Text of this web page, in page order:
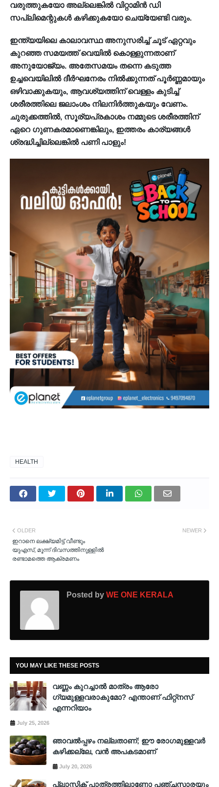
വരുത്തുകയോ അല്ലെങ്കിൽ വിറ്റാമിൻ ഡി
സപ്ലിമെന്റുകൾ കഴിക്കുകയോ ചെയ്യേണ്ടി വരും.
ഇന്ത്യയിലെ കാലാവസ്ഥ അനുസരിച്ച് ചൂട് ഏറ്റവും
കുറഞ്ഞ സമയത്ത് വെയിൽ കൊള്ളുന്നതാണ്
അനുയോജ്യം. അതേസമയം തന്നെ കടുത്ത
ഉച്ചവെയിലിൽ ദീർഘനേരം നിൽക്കുന്നത് പൂർണ്ണമായും
ഒഴിവാക്കുകയും, ആവശ്യത്തിന് വെള്ളം കുടിച്ച്
ശരീരത്തിലെ ജലാംശം നിലനിർത്തുകയും വേണം.
ചുരുക്കത്തിൽ, സൂര്യപ്രകാശം നമ്മുടെ ശരീരത്തിന്
ഏറെ ഗുണകരമാണെങ്കിലും, ഇത്തരം കാര്യങ്ങൾ
ശ്രദ്ധിച്ചില്ലെങ്കിൽ പണി പാളും!
HEALTH
NEWER
OLDER
ഇറാനെ ലക്ഷ്യമിട്ട് വീണ്ടും
യുഎസ്, മൂന്ന് ദിവസത്തിനുള്ളിൽ
രണ്ടാമത്തെ ആക്രമണം
Posted by WE ONE KERALA
YOU MAY LIKE THESE POSTS
വണ്ണം കുറച്ചാൽ മാത്രം ആരോ​
ഗ്യമുള്ളവരാകുമോ? എന്താണ് ഫിറ്റ്നസ്
എന്നറിയാം
July 25, 2026
ഞാവൽപ്പഴം നല്ലതാണ്; ഈ രോ​ഗമുള്ളവർ
കഴിക്കല്ലേ, വൻ അപകടമാണ്
July 20, 2026
പ്ലാസ്റ്റിക് പാത്രത്തിലാണോ പഞ്ചസാരയും